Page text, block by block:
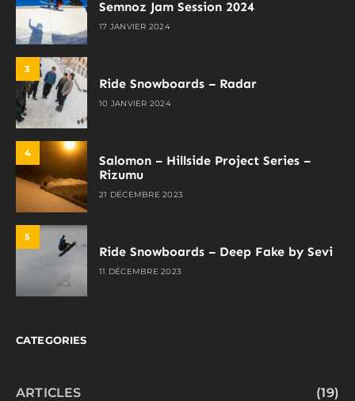
Semnoz Jam Session 2024
17 JANVIER 2024
3
Ride Snowboards – Radar
10 JANVIER 2024
4
Salomon – Hillside Project Series –
Rizumu
21 DÉCEMBRE 2023
5
Ride Snowboards – Deep Fake by Sevi
11 DÉCEMBRE 2023
CATEGORIES
ARTICLES (19)